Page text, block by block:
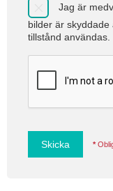
Jag är
bilder är
tillstånd användas.
Skicka *